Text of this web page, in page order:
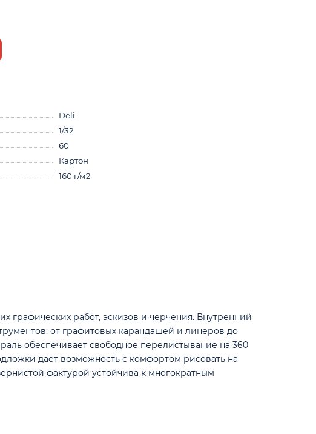
Deli
1/32
60
Картон
160 г/м2
графических работ, эскизов и черчения. Внутренний
от графитовых карандашей и линеров до
обеспечивает свободное перелистывание на 360
дает возможность с комфортом рисовать на
фактурой устойчива к многократным